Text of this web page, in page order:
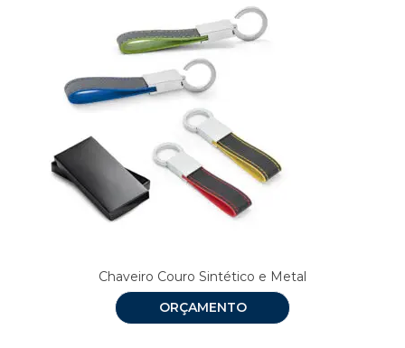
Chaveiro Couro Sintético e Metal
ORÇAMENTO